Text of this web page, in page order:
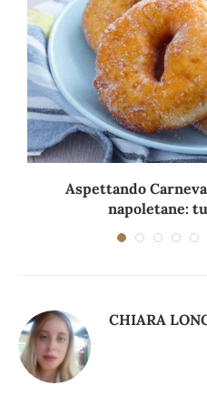
Aspettando
napoletane:
CHIARA